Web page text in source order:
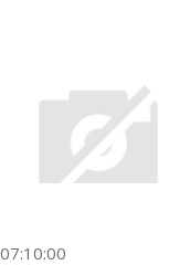
07:10:00